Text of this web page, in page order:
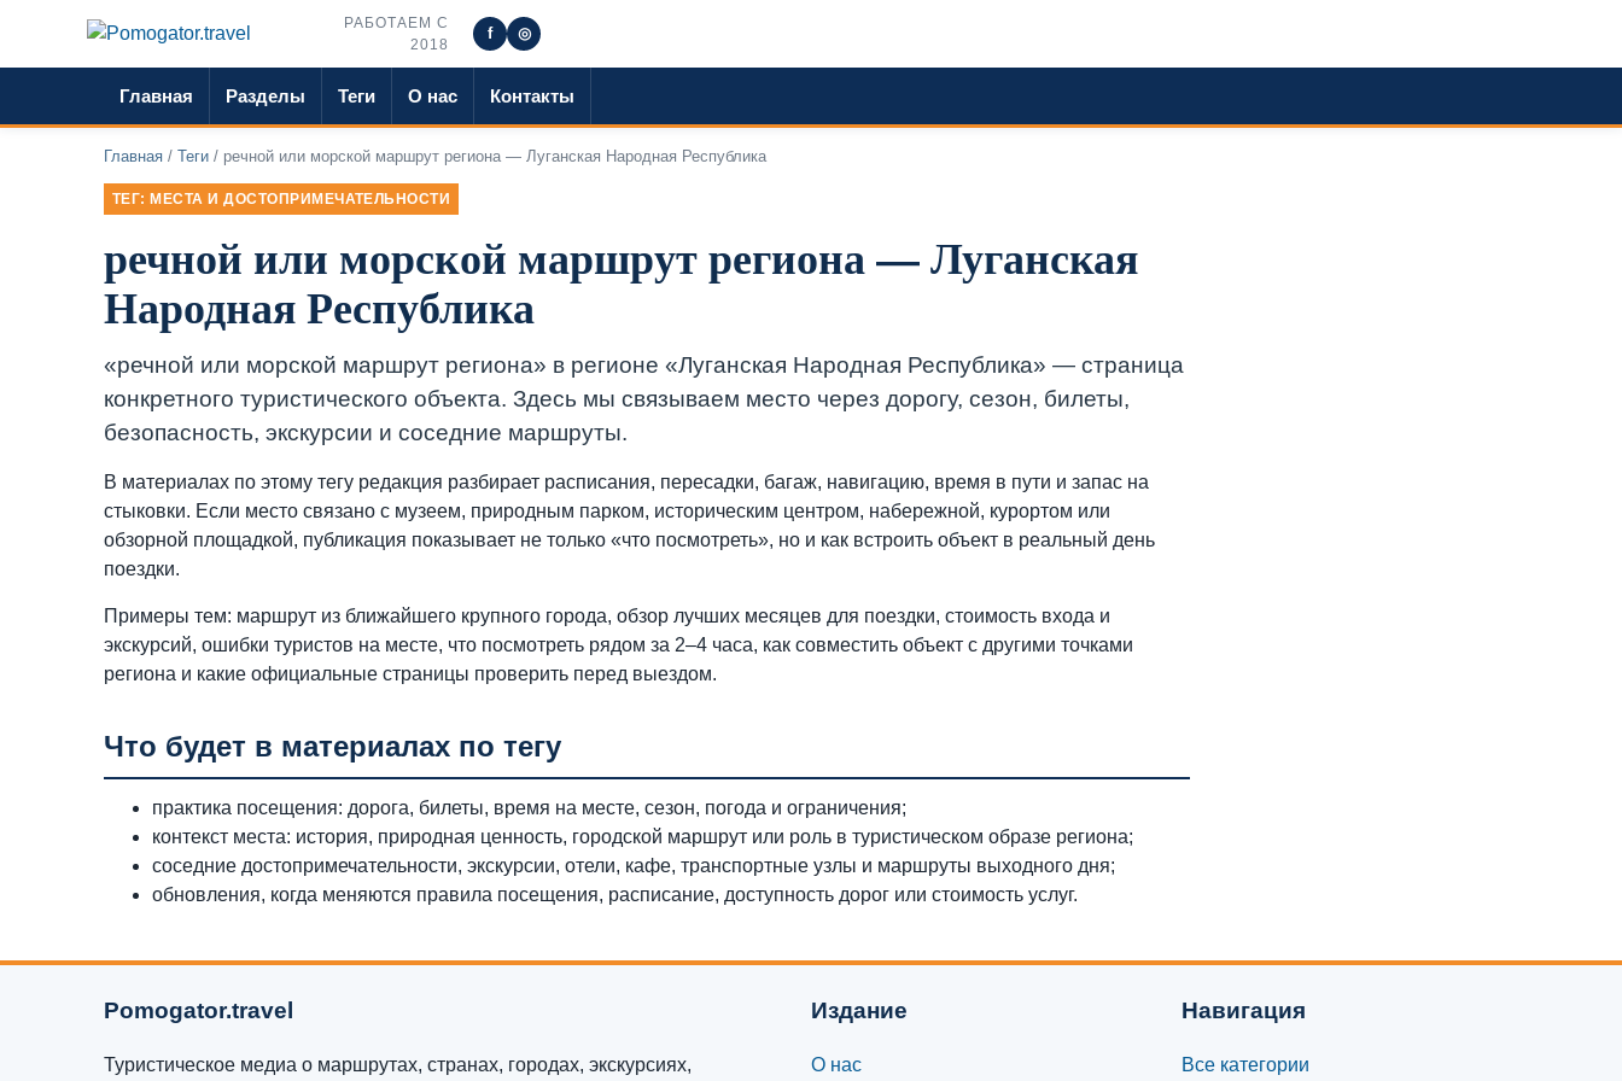
РАБОТАЕМ С
2018
f ◎
Главная Разделы Теги О нас Контакты
Главная / Теги / речной или морской маршрут региона — Луганская Народная Республика
ТЕГ: МЕСТА И ДОСТОПРИМЕЧАТЕЛЬНОСТИ
речной или морской маршрут региона — Луганская
Народная Республика
«речной или морской маршрут региона» в регионе «Луганская Народная Республика» — страница
конкретного туристического объекта. Здесь мы связываем место через дорогу, сезон, билеты,
безопасность, экскурсии и соседние маршруты.
В материалах по этому тегу редакция разбирает расписания, пересадки, багаж, навигацию, время в пути и запас на
стыковки. Если место связано с музеем, природным парком, историческим центром, набережной, курортом или
обзорной площадкой, публикация показывает не только «что посмотреть», но и как встроить объект в реальный день
поездки.
Примеры тем: маршрут из ближайшего крупного города, обзор лучших месяцев для поездки, стоимость входа и
экскурсий, ошибки туристов на месте, что посмотреть рядом за 2–4 часа, как совместить объект с другими точками
региона и какие официальные страницы проверить перед выездом.
Что будет в материалах по тегу
практика посещения: дорога, билеты, время на месте, сезон, погода и ограничения;
контекст места: история, природная ценность, городской маршрут или роль в туристическом образе региона;
соседние достопримечательности, экскурсии, отели, кафе, транспортные узлы и маршруты выходного дня;
обновления, когда меняются правила посещения, расписание, доступность дорог или стоимость услуг.
Pomogator.travel
Туристическое медиа о маршрутах, странах, городах, экскурсиях,
Издание
О нас
Навигация
Все категории